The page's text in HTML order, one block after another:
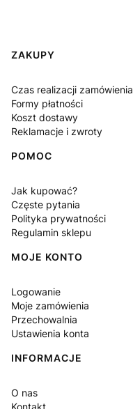
Linki w stopce
ZAKUPY
Czas realizacji zamówienia
Formy płatności
Koszt dostawy
Reklamacje i zwroty
POMOC
Jak kupować?
Częste pytania
Polityka prywatności
Regulamin sklepu
MOJE KONTO
Logowanie
Moje zamówienia
Przechowalnia
Ustawienia konta
INFORMACJE
O nas
Kontakt